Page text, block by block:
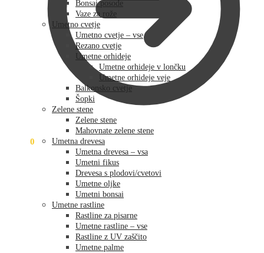
0
Bonsai posode
Vaze za rože
Umetno cvetje
Umetno cvetje – vse
Rezano cvetje
Umetne orhideje
Umetne orhideje v lončku
Umetne orhideje veje
Balkonsko cvetje
Šopki
Zelene stene
Zelene stene
Mahovnate zelene stene
Umetna drevesa
Umetna drevesa – vsa
Umetni fikus
Drevesa s plodovi/cvetovi
Umetne oljke
Umetni bonsai
Umetne rastline
Rastline za pisarne
Umetne rastline – vse
Rastline z UV zaščito
Umetne palme